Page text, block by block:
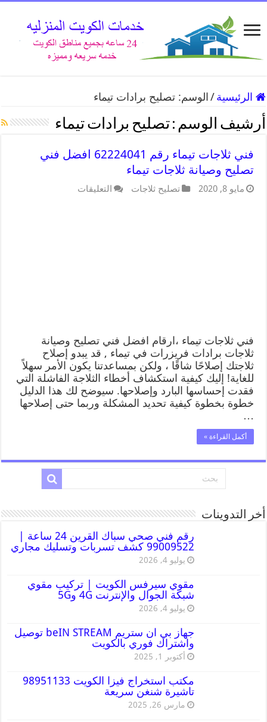
الرئيسية / الوسم:تصليح برادات تيماء
أرشيف الوسم :تصليح برادات تيماء
فني ثلاجات تيماء رقم 62224041 افضل فني
تصليح وصيانة ثلاجات تيماء
مايو 8, 2020 تصليح ثلاجات التعليقات
فني ثلاجات تيماء ،ارقام افضل فني تصليح وصيانة
ثلاجات برادات فريزرات في تيماء , قد يبدو إصلاح
ثلاجتك إصلاحًا شاقًا ، ولكن بمساعدتنا يكون الأمر سهلاً
للغاية! إليك كيفية استكشاف أخطاء الثلاجة الفاشلة التي
فقدت إحساسها البارد وإصلاحها. سيوضح لك هذا الدليل
خطوة بخطوة كيفية تحديد المشكلة وربما حتى إصلاحها
…
أكمل القراءة »
أخر التدوينات
رقم فني صحي سباك القرين 24 ساعة |
99009522 كشف تسربات وتسليك مجاري
يوليو 4, 2026
مقوي سيرفس الكويت | تركيب مقوي
شبكة الجوال والإنترنت 4G و5G
يوليو 4, 2026
جهاز بي ان ستريم beIN STREAM توصيل
واشتراك فوري بالكويت
أكتوبر 1, 2025
مكتب استخراج فيزا الكويت 98951133
تاشيرة شنغن سريعة
مارس 26, 2025